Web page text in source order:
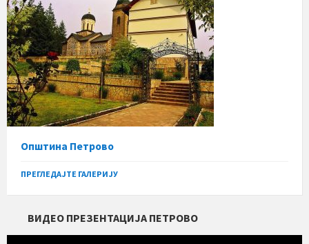
Општина Петрово
ПРЕГЛЕДАЈТЕ ГАЛЕРИЈУ
ВИДЕО ПРЕЗЕНТАЦИЈА ПЕТРОВО